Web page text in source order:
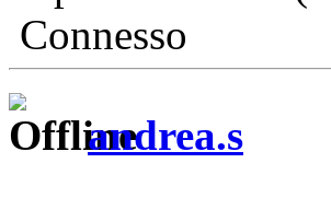
Connesso
andrea.s